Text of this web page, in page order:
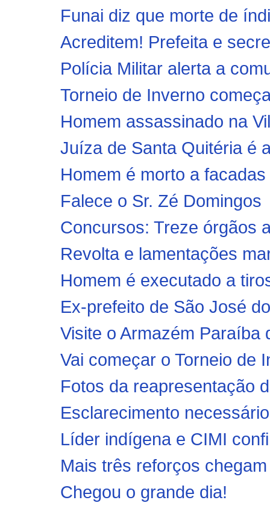
Funai diz que morte de
Acreditem! Prefeita e
Polícia Militar alerta a
Torneio de Inverno
Homem assassinado na
Juíza de Santa Quitéria é
Homem é morto a
Falece o Sr. Zé Domingos
Concursos: Treze órgãos
Revolta e lamentações
Homem é executado a
Ex-prefeito de São José
Visite o Armazém Paraíba
Vai começar o Torneio de
Fotos da reapresentação
Esclarecimento necessário
Líder indígena e CIMI
Mais três reforços
Chegou o grande dia!